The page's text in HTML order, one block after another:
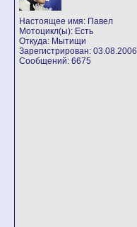
Настоящее имя: Павел
Мотоцикл(ы): Есть
Откуда: Мытищи
Зарегистрирован: 03.08.2006
Сообщений: 6675